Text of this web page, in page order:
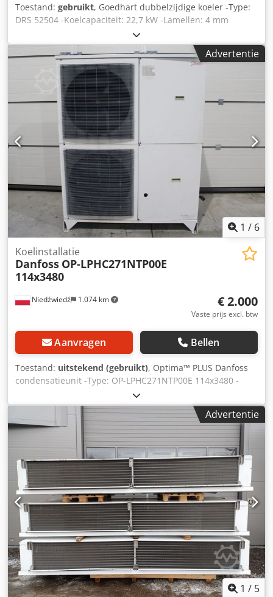
Toestand: gebruikt, Goedhart dubbelzijdige koeler -Type:
DRS 52504 -Koelcapaciteit: 22,7 kW -Lamellen: 4 mm
Cedpfx Aioxpughs Njha -Aantal ventilatoren: 2 x 500 mm -
Apparaatafmetingen: 2260 x 1600 x 530 mm -Behuizing en
blok van roestvrij staal -Inhoud: 28 l -Gewicht: 240 kg -
Voorradig: 5 stuks -Magazijnnummer: CH 571 -Staat:
gebruikt, zeer goede staat, koeler 100% dicht, ventilatoren
werkend, direct inzetbaar
Advertentie
1 / 6
Niedźwiedź 1.074 km
Koelinstallatie
Danfoss OP-LPHC271NTP00E
114x3480
€ 2.000
Vaste prijs excl. btw
Aanvragen Bellen
Toestand: uitstekend (gebruikt), Optima™ PLUS Danfoss
condensatieunit -Type: OP-LPHC271NTP00E 114x3480 -
Type compressor: NTZ271A4LR1B -Koelvermogen met
R404A: 14,24 kW bij -10°C/40°C, 10,97 kW bij -25°C/40°C,
8,24 kW bij -30°C/40°C -Afmetingen: 1600 x 540 x 1800 -
Gewicht: 325 kg -Aantal ventilatoren: 2 x 600 mm -
Voorraad: 1 st. Cjdpfju Hgcdox Ai Nsha -Voorraadnummer:
AG 177 -Conditie: gebruikt
Advertentie
1 / 5